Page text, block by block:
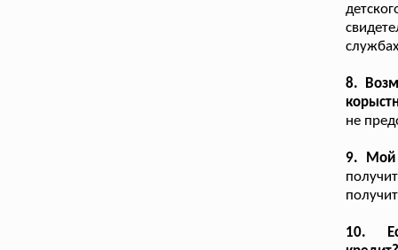
8.
не
9. Мой
10.